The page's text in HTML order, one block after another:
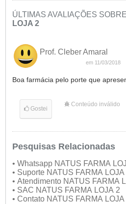
ÚLTIMAS AVALIAÇÕES SOBRE
LOJA 2
Prof. Cleber Amaral
em 11/03/2018
Boa farmácia pelo porte que
Gostei
Conteúdo inválido
Pesquisas Relacionadas
• Whatsapp NATUS FARMA
• Suporte NATUS FARMA LOJA
• Atendimento NATUS FARMA
• SAC NATUS FARMA LOJA 2
• Contato NATUS FARMA LOJA